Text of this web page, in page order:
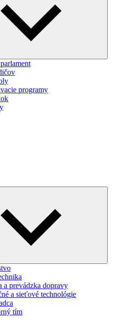
programy
a prevádzka dopravy
a sieťové technológie
tím